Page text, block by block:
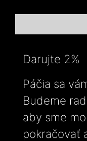
Darujte 2%
Páčia sa
Budeme
aby sme
pokračovať